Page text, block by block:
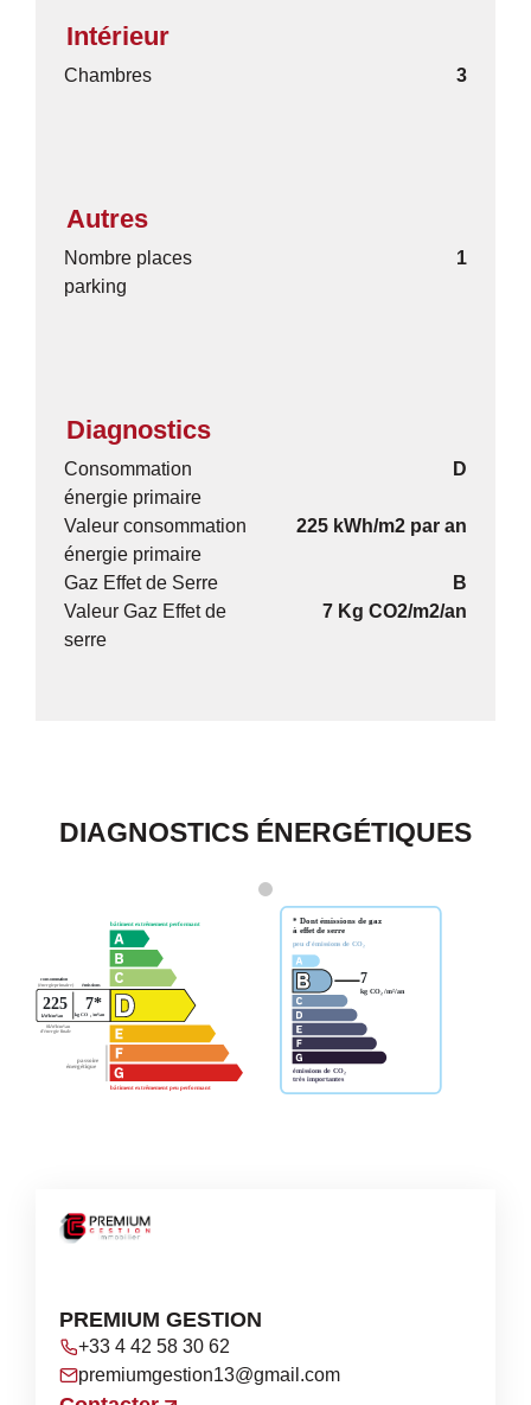
Intérieur
Chambres 3
Autres
Nombre places
parking
1
Diagnostics
Consommation
énergie primaire
D
Valeur consommation
énergie primaire
225 kWh/m2 par an
Gaz Effet de Serre
B
Valeur Gaz Effet de
serre
7 Kg CO2/m2/an
DIAGNOSTICS ÉNERGÉTIQUES
PREMIUM GESTION
+33 4 42 58 30 62
premiumgestion13@gmail.com